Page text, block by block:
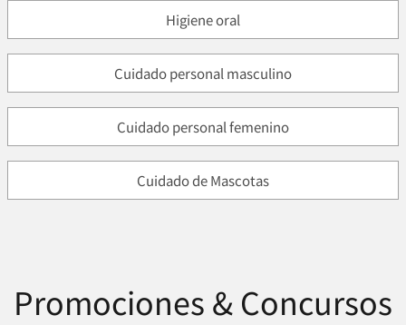
Higiene oral
Cuidado personal masculino
Cuidado personal femenino
Cuidado de Mascotas
Promociones & Concursos